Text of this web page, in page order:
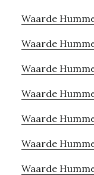
Waarde
Waarde
Waarde
Waarde
Waarde
Waarde
Waarde